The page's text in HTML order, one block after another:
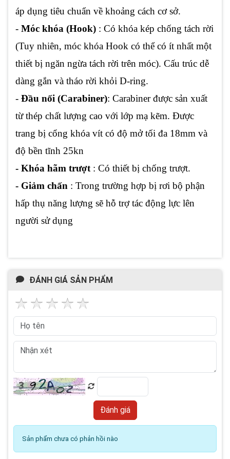
áp dụng tiêu chuẩn về khoảng cách cơ sở.
- Móc khóa (Hook) : Có khóa kép chống tách rời
(Tuy nhiên, móc khóa Hook có thể có ít nhất một
thiết bị ngăn ngừa tách rời trên móc). Cấu trúc dễ
dàng gắn và tháo rời khỏi D-ring.
- Đầu nối (Carabiner): Carabiner được sản xuất
từ ​​thép chất lượng cao với lớp mạ kẽm. Được
trang bị cổng khóa vít có độ mở tối đa 18mm và
độ bền tĩnh 25kn
- Khóa hãm trượt : Có thiết bị chống trượt.
- Giảm chấn : Trong trường hợp bị rơi bộ phận
hấp thụ năng lượng sẽ hỗ trợ tác động lực lên
người sử dụng
ĐÁNH GIÁ SẢN PHẨM
Sản phẩm chưa có phản hồi nào